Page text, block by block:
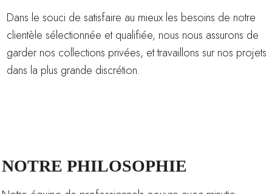
Dans le souci de satisfaire au mieux les besoins de notre
clientèle sélectionnée et qualifiée, nous nous assurons de
garder nos collections privées, et travaillons sur nos projets
dans la plus grande discrétion.
NOTRE PHILOSOPHIE